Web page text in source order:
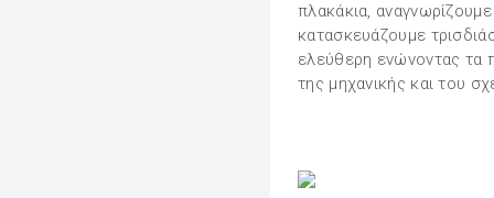
πλακάκια,
κατασκευάζουμε
ελεύθερη ενώνοντας τα
της μηχανικής και τoυ